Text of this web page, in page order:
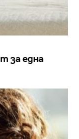
за една